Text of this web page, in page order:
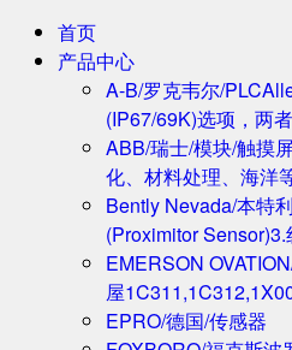
首页
产品中心
A-B/罗克韦尔/PLC
(IP67/69K)选项，两
ABB/瑞士/模块/触摸
化、材料处理、海洋
Bently Nevada/本特
(Proximitor
EMERSON
屋
EPRO/德国/传感器